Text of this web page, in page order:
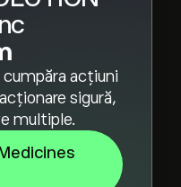
cumpăra acțiuni
sigură,
multiple.